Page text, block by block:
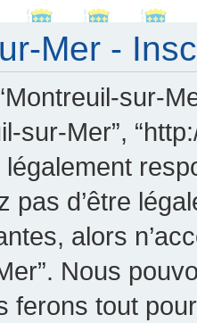
Mer -
sur-
sur-Mer”,
légalement
pas d’être
alors
Nous
ferons tout